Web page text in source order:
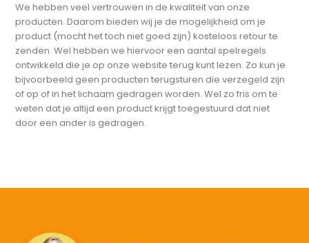
We hebben veel vertrouwen in de kwaliteit van onze
producten. Daarom bieden wij je de mogelijkheid om je
product (mocht het toch niet goed zijn) kosteloos retour te
zenden. Wel hebben we hiervoor een aantal spelregels
ontwikkeld die je op onze website terug kunt lezen. Zo kun je
bijvoorbeeld geen producten terugsturen die verzegeld zijn
of op of in het lichaam gedragen worden. Wel zo fris om te
weten dat je altijd een product krijgt toegestuurd dat niet
door een ander is gedragen.